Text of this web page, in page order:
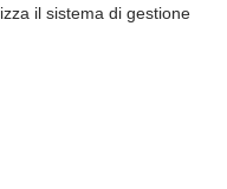
il sistema di gestione